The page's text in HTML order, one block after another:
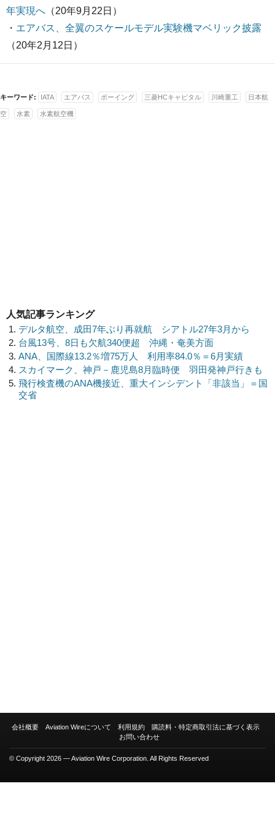
年実現へ （20年9月22日）
・ エアバス、全翼のスケールモデル実験機マベリック披露
（20年2月12日）
キーワード: IATA エアバス ボーイング 三菱HCキャピタル 川崎重工 日本航
空 水素 水素航空機
人気記事ランキング
デルタ航空、成田7年ぶり再就航 シアトル27年3月から
台風13号、8日も欠航340便超 沖縄・奄美方面
ANA、国際線13.2％増75万人 利用率84.0％＝6月実績
スカイマーク、神戸－鹿児島8月臨時便 羽田発神戸行きも
飛行検査機のANA機接近、重大インシデント「非該当」＝国
交省
会社概要 Aviation Wireについて 利用規約
購読料・特定商取引法に基づく表示
お問い合わせ
© Copyright 2026 — Aviation Wire Corporation. All Rights Reserved